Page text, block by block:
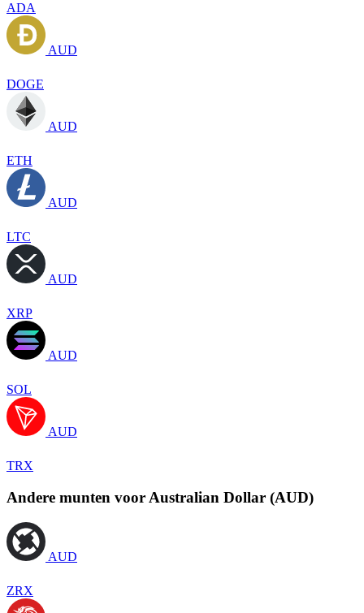
ADA
AUD
DOGE
AUD
ETH
AUD
LTC
AUD
XRP
AUD
SOL
AUD
TRX
Andere munten voor Australian Dollar (AUD)
AUD
ZRX